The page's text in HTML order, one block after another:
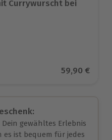
Currywurscht bei
auf 41 BewertungenAktueller
59,90 €
gewähltes Erlebnis
es ist bequem für jedes